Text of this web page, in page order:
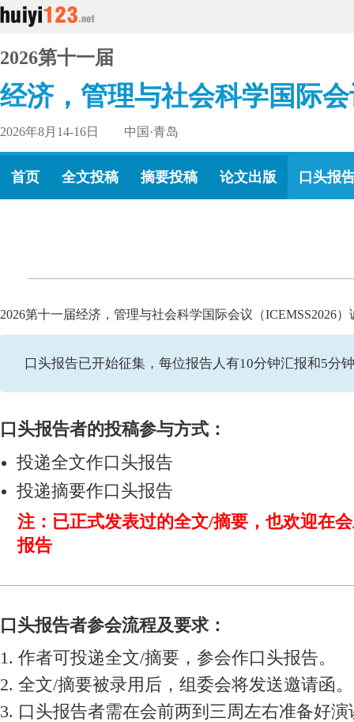
2026第十一届
经济，管理与社会科学国际
2026年8月14-16日 中国·青岛
首页 全文投稿 摘要投稿 论文出版 口头报
2026第十一届经济，管理与社会科学国际会议（ICEMSS2026
口头报告已开始征集，每位报告人有10分钟汇报和5分
口头报告者的投稿参与方式：
投递全文作口头报告
投递摘要作口头报告
注：已正式发表过的全文/摘要，也欢迎在
报告
口头报告者参会流程及要求：
1. 作者可投递全文/摘要，参会作口头报告。
2. 全文/摘要被录用后，组委会将发送邀请函。
3. 口头报告者需在会前两到三周左右准备好演